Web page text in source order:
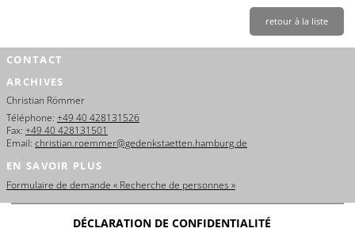
retour à la liste
CONTACT
ARCHIVES
Christian Römmer
Téléphone: +49 40 428131526
Fax: +49 40 428131501
Email: christian.roemmer@gedenkstaetten.hamburg.de
EN SAVOIR PLUS
Formulaire de demande « Recherche de personnes »
DÉCLARATION DE CONFIDENTIALITÉ